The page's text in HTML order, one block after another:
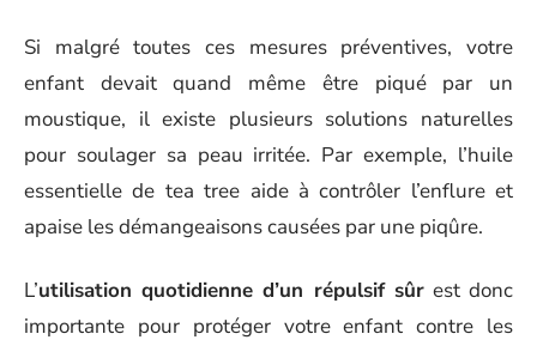
Si malgré toutes ces mesures préventives, votre
enfant devait quand même être piqué par un
moustique, il existe plusieurs solutions naturelles
pour soulager sa peau irritée. Par exemple, l’huile
essentielle de tea tree aide à contrôler l’enflure et
apaise les démangeaisons causées par une piqûre.
L’utilisation quotidienne d’un répulsif sûrest donc
importante pour protéger votre enfant contre les